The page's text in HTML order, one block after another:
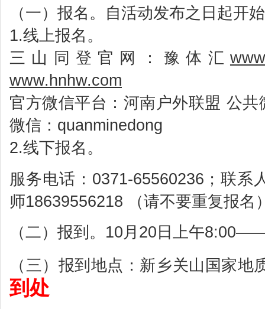
（一）报名。自活动发布之日起开
1.线上报名。
三山同登官网：豫体汇
www.hnhw.com
官方微信平台：河南户外联盟 公
微信：quanminedong
2.线下报名。
服务电话：0371-65560236；联系
师18639556218 （请不要重复报名
（二）报到。10月20日上午
（三）报到地点：新乡关山国家
到处